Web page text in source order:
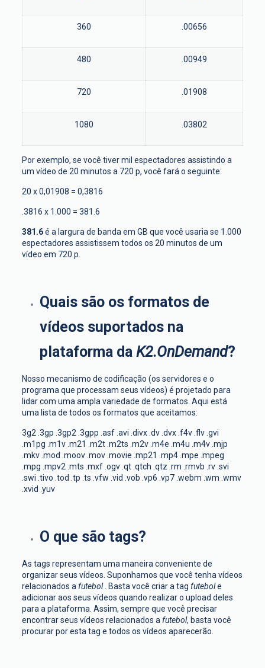
360 .00656
480 .00949
720 .01908
1080 .03802
Por exemplo, se você tiver mil espectadores assistindo a
um vídeo de 20 minutos a 720 p, você fará o seguinte:
20 x 0,01908 = 0,3816
.3816 x 1.000 = 381.6
381.6é a largura de banda em GB que você usaria se 1.000
espectadores assistissem todos os 20 minutos de um
vídeo em 720 p.
Quais são os formatos de
vídeos suportados na
plataforma da K2.OnDemand?
Nosso mecanismo de codificação (os servidores e o
programa que processam seus vídeos) é projetado para
lidar com uma ampla variedade de formatos. Aqui está
uma lista de todos os formatos que aceitamos:
3g2 .3gp .3gp2 .3gpp .asf .avi .divx .dv .dvx .f4v .flv .gvi
.m1pg .m1v .m21 .m2t .m2ts .m2v .m4e .m4u .m4v .mjp
.mkv .mod .moov .mov .movie .mp21 .mp4 .mpe .mpeg
.mpg .mpv2 .mts .mxf .ogv .qt .qtch .qtz .rm .rmvb .rv .svi
.swi .tivo .tod .tp .ts .vfw .vid .vob .vp6 .vp7 .webm .wm .wmv
.xvid .yuv
O que são tags?
As tags representam uma maneira conveniente de
organizar seus vídeos. Suponhamos que você tenha vídeos
relacionados a futebol . Basta você criar a tag futebole
adicionar aos seus vídeos quando realizar o upload deles
para a plataforma. Assim, sempre que você precisar
encontrar seus vídeos relacionados a futebol, basta você
procurar por esta tag e todos os vídeos aparecerão.